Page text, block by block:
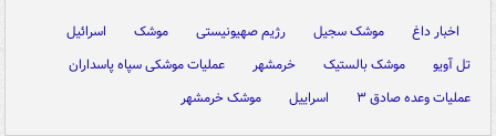
اخبار داغ موشک سجیل رژیم صهیونیستی موشک
اسرائیل
تل آویو
موشک بالستیک خرمشهر
عملیات موشکی سپاه پاسداران
عملیات وعده صادق ۳
اسراییل موشک خرمشهر